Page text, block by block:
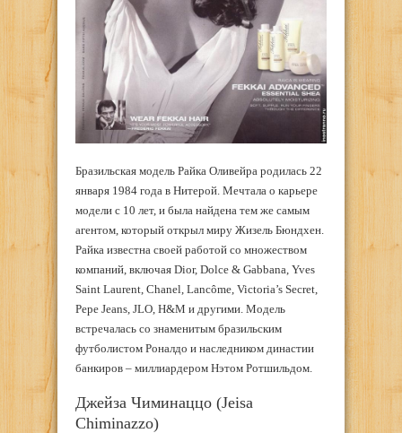
Бразильская модель Райка Оливейра родилась 22
января 1984 года в Нитерой. Мечтала о карьере
модели с 10 лет, и была найдена тем же самым
агентом, который открыл миру Жизель Бюндхен.
Райка известна своей работой со множеством
компаний, включая Dior, Dolce & Gabbana, Yves
Saint Laurent, Chanel, Lancôme, Victoria’s Secret,
Pepe Jeans, JLO, H&M и другими. Модель
встречалась со знаменитым бразильским
футболистом Роналдо и наследником династии
банкиров – миллиардером Нэтом Ротшильдом.
Джейза Чиминаццо (Jeisa
Chiminazzo)